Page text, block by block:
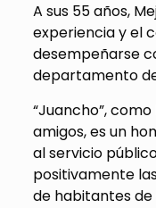
A sus 55 años,
experiencia y el
desempeñarse
departamento
“Juancho”,
amigos, es un
al servicio
positivamente
de habitantes de